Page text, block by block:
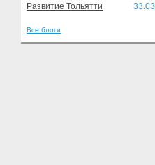
Развитие Тольятти 33.03
Все блоги